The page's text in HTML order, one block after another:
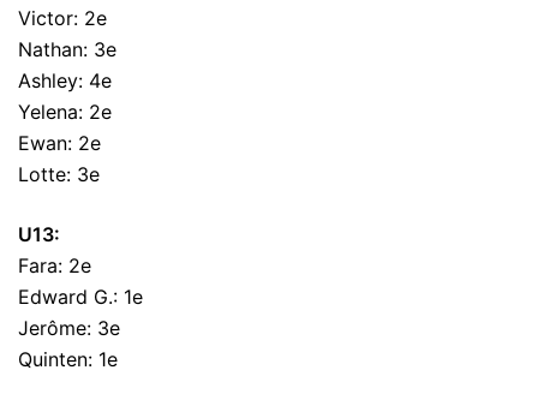
Victor: 2e
Nathan: 3e
Ashley: 4e
Yelena: 2e
Ewan: 2e
Lotte: 3e
U13:
Fara: 2e
Edward G.: 1e
Jerôme: 3e
Quinten: 1e